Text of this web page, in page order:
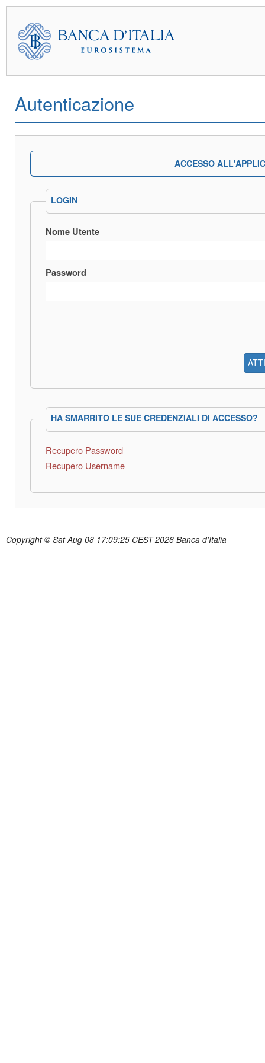
Autenticazione
ACCESSO
LOGIN
Nome Utente
Password
HA SMARRITO LE SUE CREDENZIALI DI ACCESSO?
Recupero Password
Recupero Username
Copyright © Sat Aug 08 17:09:25 CEST 2026 Banca d'Italia